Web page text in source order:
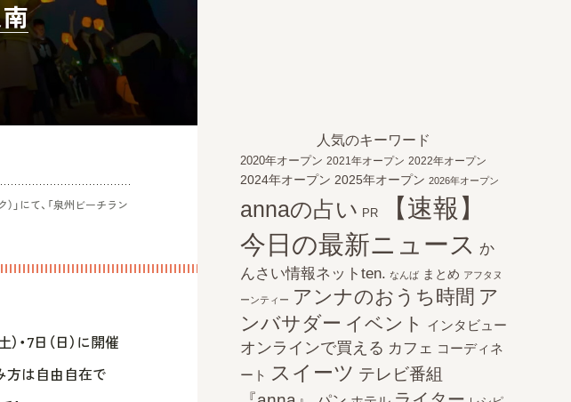
」にて、「泉州ビーチラン
・7日（日）に開催
方は自由自在で
人気のキーワード
2020年オープン 2021年オープン 2022年オープン
2024年オープン 2025年オープン 2026年オープン
annaの占い PR
【速報】
今日の最新ニュース か
んさい情報ネットten. なんば まとめ アフタヌ
ーンティー アンナのおうち時間 ア
ンバサダー イベント インタビュー
オンラインで買える カフェ コーディネ
ート
スイーツ テレビ番組